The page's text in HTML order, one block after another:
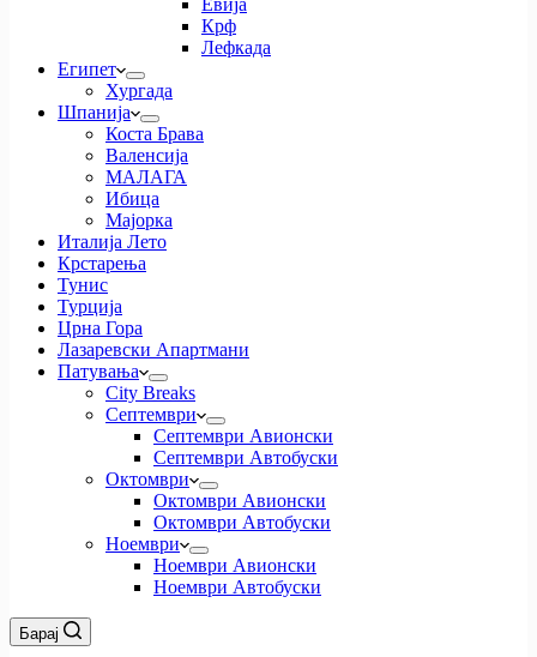
Евија
Крф
Лефкада
Египет
Хургада
Шпанија
Коста Брава
Валенсија
МАЛАГА
Ибица
Мајорка
Италија Лето
Крстарења
Тунис
Турција
Црна Гора
Лазаревски Апартмани
Патувања
City Breaks
Септември
Септември Авионски
Септември Автобуски
Октомври
Октомври Авионски
Октомври Автобуски
Ноември
Ноември Авионски
Ноември Автобуски
Барај